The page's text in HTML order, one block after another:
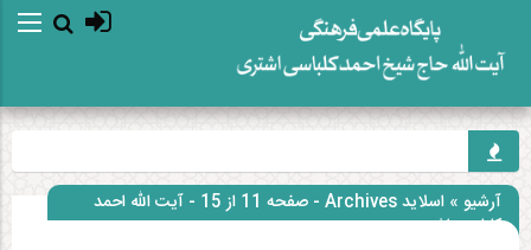
آرشیو » اسلاید Archives - صفحه 11 از 15 - آیت الله احمد
کلباسی اشتری